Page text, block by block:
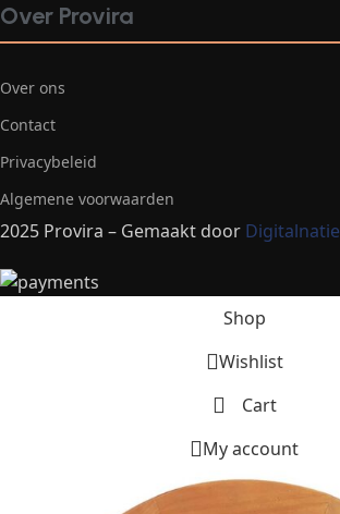
Over Provira
Over ons
Contact
Privacybeleid
Algemene voorwaarden
2025 Provira – Gemaakt door Digitalnatie
Shop
Wishlist
Cart
My account